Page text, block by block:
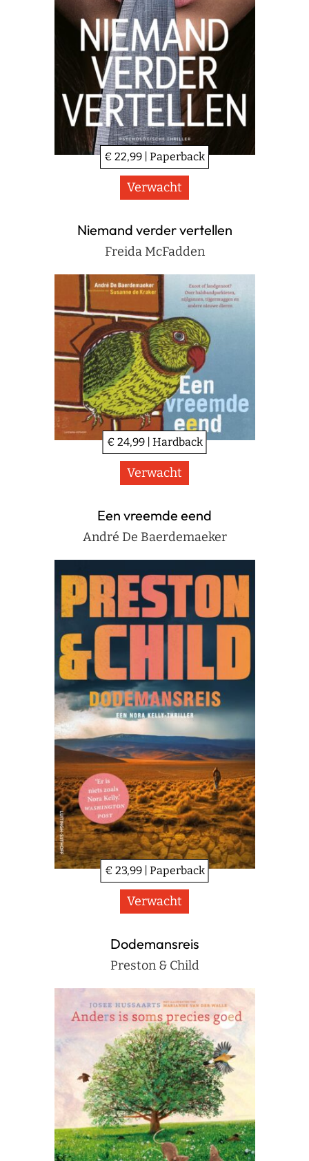
€ 22,99 | Paperback
Verwacht
Niemand verder vertellen
Freida McFadden
€ 24,99 | Hardback
Verwacht
Een vreemde eend
André De Baerdemaeker
€ 23,99 | Paperback
Verwacht
Dodemansreis
Preston & Child